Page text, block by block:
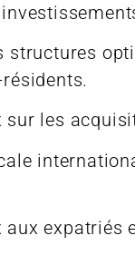
structures
les
aux expatriés